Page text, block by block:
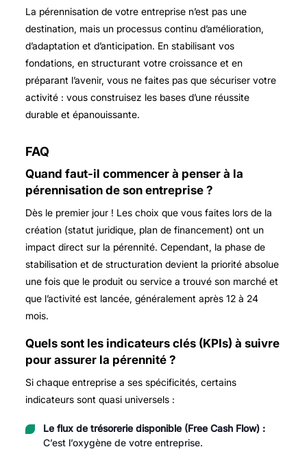
La pérennisation de votre entreprise n’est pas une
destination, mais un processus continu d’amélioration,
d’adaptation et d’anticipation. En stabilisant vos
fondations, en structurant votre croissance et en
préparant l’avenir, vous ne faites pas que sécuriser votre
activité : vous construisez les bases d’une réussite
durable et épanouissante.
FAQ
Quand faut-il commencer à penser à la
pérennisation de son entreprise ?
Dès le premier jour ! Les choix que vous faites lors de la
création (statut juridique, plan de financement) ont un
impact direct sur la pérennité. Cependant, la phase de
stabilisation et de structuration devient la priorité absolue
une fois que le produit ou service a trouvé son marché et
que l’activité est lancée, généralement après 12 à 24
mois.
Quels sont les indicateurs clés (KPIs) à suivre
pour assurer la pérennité ?
Si chaque entreprise a ses spécificités, certains
indicateurs sont quasi universels :
Le flux de trésorerie disponible (Free Cash Flow) :
C’est l’oxygène de votre entreprise.